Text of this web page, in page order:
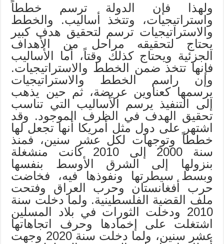
ولهذا فإن الدولة ترسم خططاً
واستراتيجيات، وتتخذ أساليب. والخطط
والاستراتيجيات ترسم لتحقيق هدف كبير
يحتاج لتحقيقه مراحل من الأهداف
الجزئية ويحتاج كذلك وقتاً، أما الأساليب
فإنها تتخذ ضمن الخطط والاستراتيجيات.
وإن راسم الخطط والاستراتيجيات
يرسمها كعناوين عريضة، ثم حين يذهب
إلى التنفيذ يرسم الأساليب التي تناسب
تحقيق الهدف في الظرف الموجود. وقد
اشتهر على دول مثل أمريكا أنها تجعل لها
خططاً وتوجهات لكل عشر سنين، فمنذ
سنة 2000 إلى 2010 كانت منشغلة
بنزولها إلى الشرق الأوسط بنفسها
وبسط سيطرتها ونفوذها فيه، فخاضت
حرب أفغانستان وحرب العراق وفتحت
ملف القضية الفلسطينية. ولما دخلت سنة
2010 ودخلت الثورات في بلاد المسلين
اشتغلت على إخمادها وحرف اتجاهاتها
عشر سنين، ولما دخلت سنة 2020 وجهت